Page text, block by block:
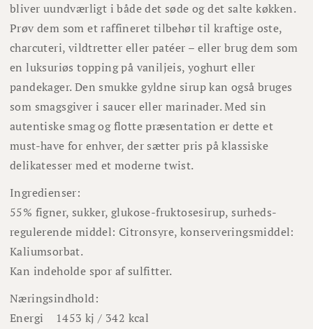
bliver uundværligt i både det søde og det salte køkken.
Prøv dem som et raffineret tilbehør til kraftige oste,
charcuteri, vildtretter eller patéer – eller brug dem som
en luksuriøs topping på vaniljeis, yoghurt eller
pandekager. Den smukke gyldne sirup kan også bruges
som smagsgiver i saucer eller marinader. Med sin
autentiske smag og flotte præsentation er dette et
must-have for enhver, der sætter pris på klassiske
delikatesser med et moderne twist.
Ingredienser:
55% figner, sukker, glukose-fruktosesirup, surheds­
regulerende middel: Citronsyre, konserverings­middel:
Kaliumsorbat.
Kan indeholde spor af sulfitter.
Næringsindhold:
Energi
1453 kj / 342 kcal